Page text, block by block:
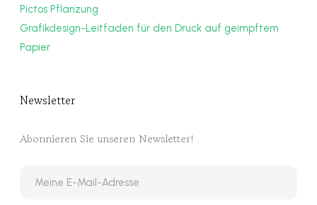
Pictos Pflanzung
Grafikdesign-Leitfaden für den Druck auf geimpftem
Papier
Newsletter
Abonnieren Sie unseren Newsletter!